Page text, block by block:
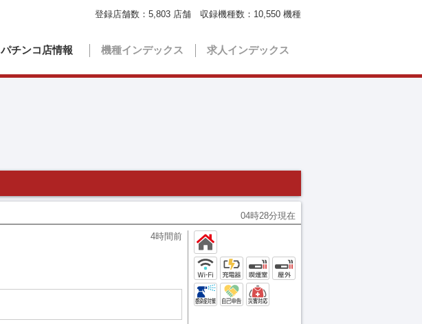
パチンコ店情報 機種インデックス 求人インデックス
登録店舗数： 5,803 店舗 収録機種数： 10,550 機種
04時28分現在
4時間前